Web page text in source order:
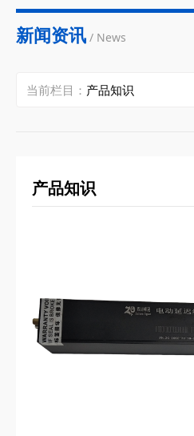
新闻资讯 / News
当前栏目：
产品知识